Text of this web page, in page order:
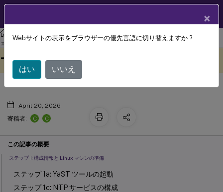
リナックス バーチャル デリバリー エージェント
Linux仮想配信エージ
ェント 2411
翻訳されています。
SUSE に Linux VDA を手動でインスト
ール
April 20, 2026
寄稿者:
C C
この記事の概要
ステップ 1: 構成情報と Linux マシンの準備
ステップ 1a: YaST ツールの起動
ステップ 1c: NTP サービスの構成
×
Webサイトの表示をブラウザーの優先言語に切り替えますか ?
はい いいえ